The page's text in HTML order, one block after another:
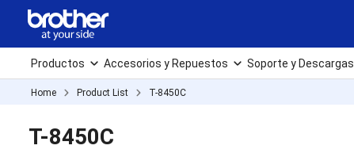
Productos Accesorios y Repuestos Soporte y Descargas
Home Product List T-8450C
T-8450C